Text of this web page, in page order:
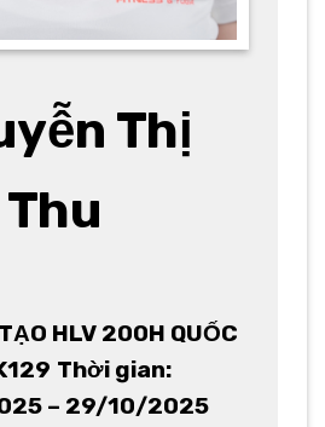
Thị
Thu
HLV 200H QUỐC
Thời gian:
– 29/10/2025